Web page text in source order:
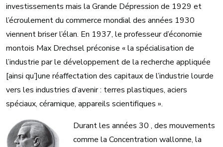
investissements mais la Grande Dépression de 1929 et
l’écroulement du commerce mondial des années 1930
viennent briser l’élan. En 1937, le professeur d’économie
montois Max Drechsel préconise « la spécialisation de
l’industrie par le développement de la recherche appliquée
[ainsi qu’]une réaffectation des capitaux de l’industrie lourde
vers les industries d’avenir : terres plastiques, aciers
spéciaux, céramique, appareils scientifiques ».
Durant les années 30 , des mouvements
comme la Concentration wallonne, la